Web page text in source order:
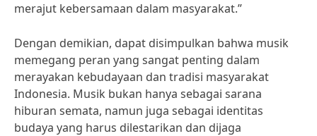
merajut kebersamaan dalam masyarakat.”
Dengan demikian, dapat disimpulkan bahwa musik
memegang peran yang sangat penting dalam
merayakan kebudayaan dan tradisi masyarakat
Indonesia. Musik bukan hanya sebagai sarana
hiburan semata, namun juga sebagai identitas
budaya yang harus dilestarikan dan dijaga